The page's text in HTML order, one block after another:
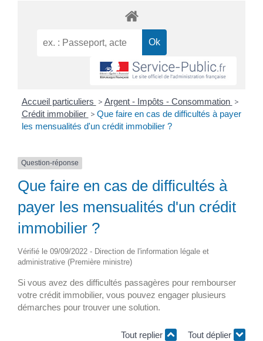
Accueil particuliers > Argent - Impôts - Consommation >
Crédit immobilier > Que faire en cas de difficultés à payer
les mensualités d'un crédit immobilier ?
Question-réponse
Que faire en cas de difficultés à
payer les mensualités d'un crédit
immobilier ?
Vérifié le 09/09/2022 - Direction de l'information légale et
administrative (Première ministre)
Si vous avez des difficultés passagères pour rembourser
votre crédit immobilier, vous pouvez engager plusieurs
démarches pour trouver une solution.
Tout replier Tout déplier